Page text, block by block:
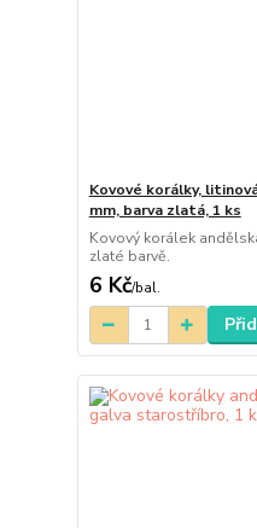
Kovové korálky,
mm, barva zlatá, 1 ks
Kovový korálek
zlaté barvě.
6 Kč/bal.